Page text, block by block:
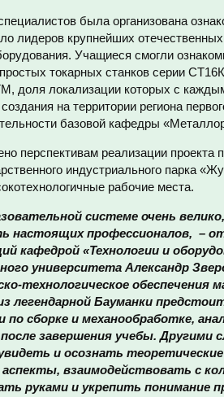
была организована
лидеров крупнейших
Учащиеся смогли
токарных станков серии
доля локализации которых с
на территории региона
базовой кафедры
перспективам реализации проекта
индустриального парка
рабочие места.
системе очень
настоящих профессионалов, –
кафедрой «Технологии и
университета Александр
технологическое обеспечения
легендарной Бауманки
по сборке и механообработке,
завершения учебы. Другими
и осознать
взаимодействовать с
руками и укрепить понимание